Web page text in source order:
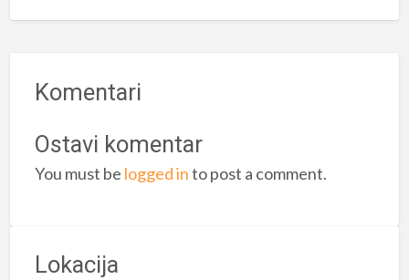
Komentari
Ostavi komentar
You must be logged into post a comment.
Lokacija